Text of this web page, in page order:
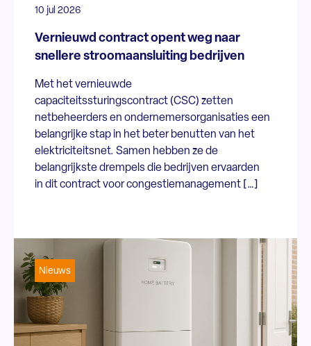
10 jul 2026
Vernieuwd contract opent weg naar
snellere stroomaansluiting bedrijven
Met het vernieuwde
capaciteitssturingscontract (CSC) zetten
netbeheerders en ondernemersorganisaties een
belangrijke stap in het beter benutten van het
elektriciteitsnet. Samen hebben ze de
belangrijkste drempels die bedrijven ervaarden
in dit contract voor congestiemanagement […]
Nieuws